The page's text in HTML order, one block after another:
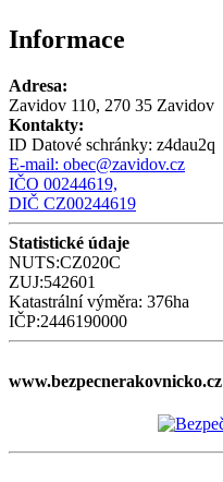
Informace
Adresa:
Zavidov 110, 270 35 Zavidov
Kontakty:
ID Datové schránky: z4dau2q
E-mail: obec@zavidov.cz
IČO 00244619,
DIČ CZ00244619
Statistické údaje
NUTS:CZ020C
ZUJ:542601
Katastrální výměra: 376ha
IČP:2446190000
www.bezpecnerakovnicko.cz